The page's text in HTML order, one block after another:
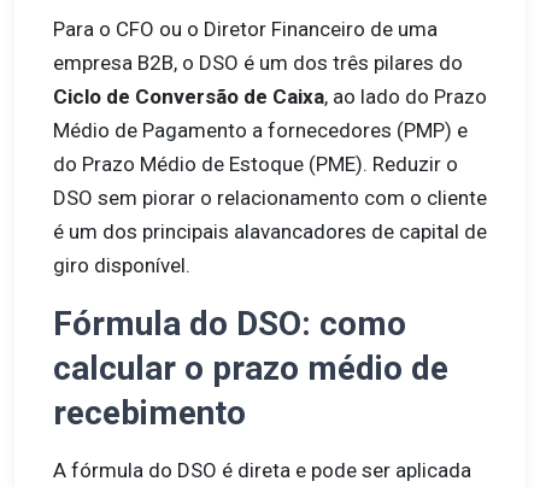
Para o CFO ou o Diretor Financeiro de uma
empresa B2B, o DSO é um dos três pilares do
Ciclo de Conversão de Caixa, ao lado do Prazo
Médio de Pagamento a fornecedores (PMP) e
do Prazo Médio de Estoque (PME). Reduzir o
DSO sem piorar o relacionamento com o cliente
é um dos principais alavancadores de capital de
giro disponível.
Fórmula do DSO: como
calcular o prazo médio de
recebimento
A fórmula do DSO é direta e pode ser aplicada